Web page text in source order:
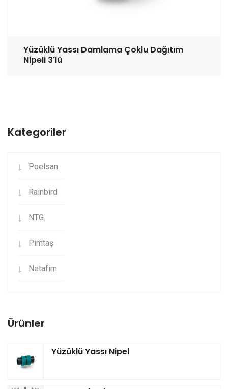
Yüzüklü Yassı Damlama Çoklu Dağıtım
Nipeli 3'lü
Kategoriler
Poelsan
Rainbird
NTG
Pimtaş
Netafim
Ürünler
Yüzüklü Yassı Nipel